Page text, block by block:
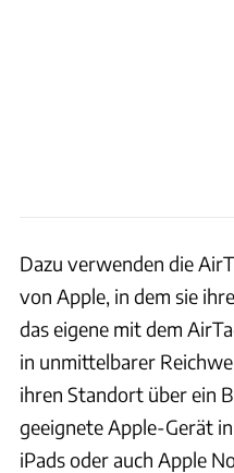
Dazu verwenden die
von Apple, in dem sie
das eigene mit dem
in unmittelbarer
ihren Standort über ein
geeignete Apple-Gerät
iPads oder auch Apple